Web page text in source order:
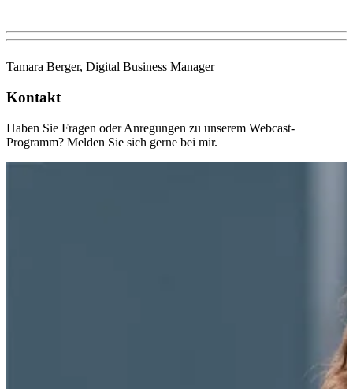
Tamara Berger, Digital Business Manager
Kontakt
Haben Sie Fragen oder Anregungen zu unserem Webcast-
Programm? Melden Sie sich gerne bei mir.